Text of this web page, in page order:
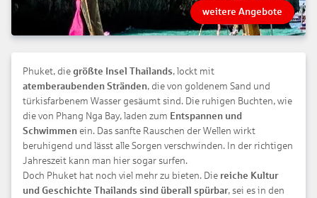
weitere Angebote
Phuket, die größte Insel Thailands, lockt mit
atemberaubenden Stränden, die von goldenem Sand und
türkisfarbenem Wasser gesäumt sind. Die ruhigen Buchten, wie
die von Phang Nga Bay, laden zum Entspannen und
Schwimmen ein. Das sanfte Rauschen der Wellen wirkt
beruhigend und lässt alle Sorgen verschwinden. In der richtigen
Jahreszeit kann man hier sogar surfen.
Doch Phuket hat noch viel mehr zu bieten. Die reiche Kultur
und Geschichte Thailands sind überall spürbar, sei es in den